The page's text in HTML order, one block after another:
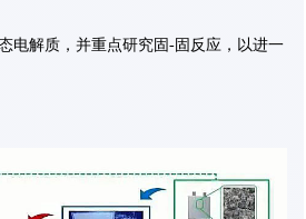
电解质，并重点研究固-固反应，以进一